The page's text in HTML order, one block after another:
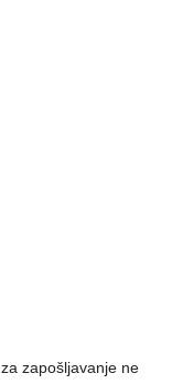
zapošljavanje ne